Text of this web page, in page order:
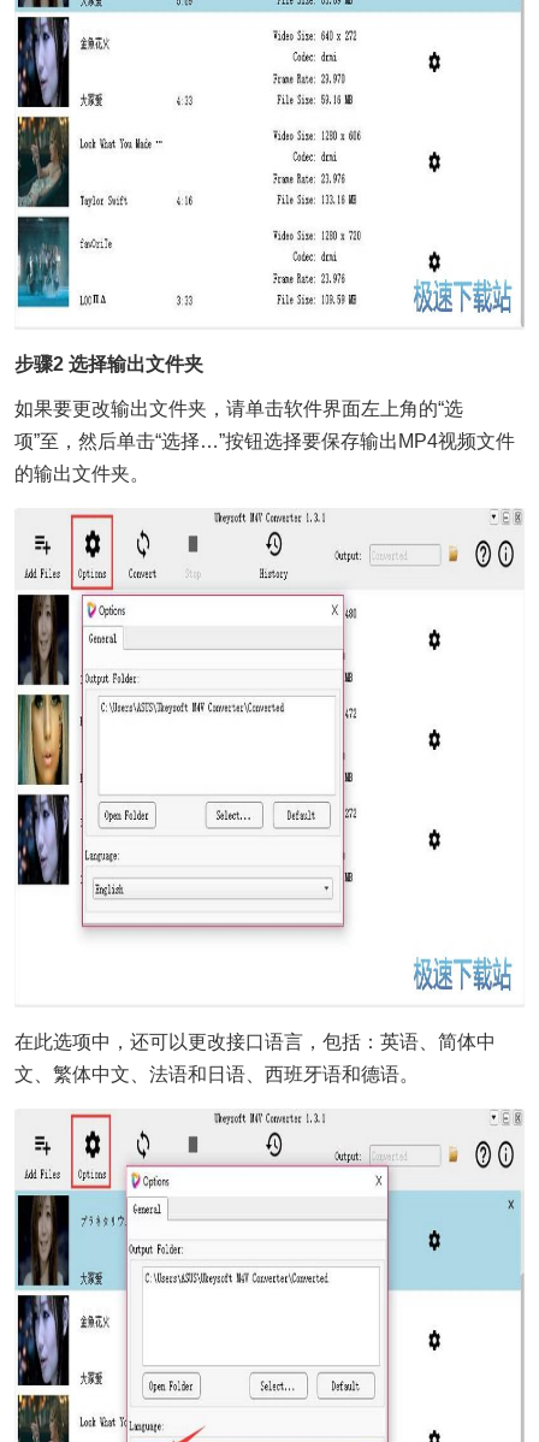
步骤2 选择输出文件夹
如果要更改输出文件夹，请单击软件界面左上角的“选
项”至，然后单击“选择…”按钮选择要保存输出MP4视频文件
的输出文件夹。
在此选项中，还可以更改接口语言，包括：英语、简体中
文、繁体中文、法语和日语、西班牙语和德语。